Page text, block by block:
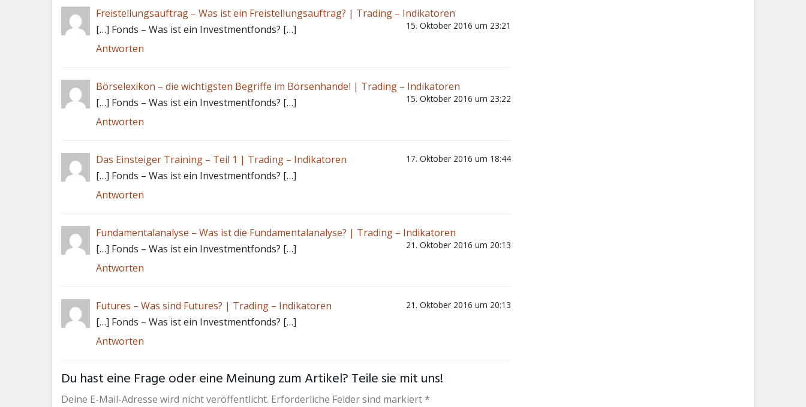
Freistellungsauftrag – Was ist ein Freistellungsauftrag? | Trading – Indikatoren
15. Oktober 2016 um 23:21
[…] Fonds – Was ist ein Investmentfonds? […]
Antworten
Börselexikon – die wichtigsten Begriffe im Börsenhandel | Trading – Indikatoren
15. Oktober 2016 um 23:22
[…] Fonds – Was ist ein Investmentfonds? […]
Antworten
Das Einsteiger Training – Teil 1 | Trading – Indikatoren 17. Oktober 2016 um 18:44
[…] Fonds – Was ist ein Investmentfonds? […]
Antworten
Fundamentalanalyse – Was ist die Fundamentalanalyse? | Trading – Indikatoren
21. Oktober 2016 um 20:13
[…] Fonds – Was ist ein Investmentfonds? […]
Antworten
Futures – Was sind Futures? | Trading – Indikatoren 21. Oktober 2016 um 20:13
[…] Fonds – Was ist ein Investmentfonds? […]
Antworten
Du hast eine Frage oder eine Meinung zum Artikel? Teile sie mit uns!
Deine E-Mail-Adresse wird nicht veröffentlicht. Erforderliche Felder sind markiert *